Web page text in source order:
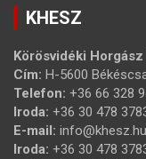
KHESZ
Körösvidéki
Cím: H-5600
Telefon: +36 66 328
Iroda: +36 30 478
E-mail: info@khesz.hu
Iroda: +36 30 478